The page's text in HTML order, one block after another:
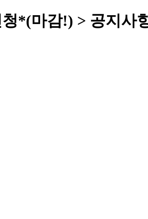
*(마감!) > 공지사